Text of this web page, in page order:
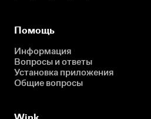
Помощь
Информация
Вопросы и ответы
Установка приложения
Общие вопросы